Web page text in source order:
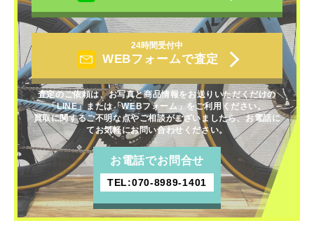
24時間受付中
WEBフォームで査定
査定のご依頼は、お写真と商品情報をお送りいただくだけの
「LINE」または「WEBフォーム」をご利用ください。
買取に関するご不明な点やご相談がございましたら、お電話に
てお気軽にお問い合わせください。
お電話でお問合せ
TEL:070-8989-1401